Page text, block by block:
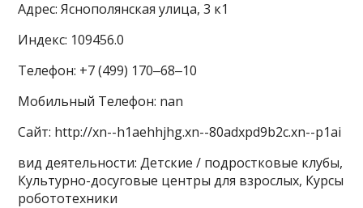
Адрес: Яснополянская улица, 3 к1
Индекс: 109456.0
Телефон: +7 (499) 170‒68‒10
Мобильный Телефон: nan
Сайт: http://xn--h1aehhjhg.xn--80adxpd9b2c.xn--p1ai
вид деятельности: Детские / подростковые клубы,
Культурно-досуговые центры для взрослых, Курсы
робототехники